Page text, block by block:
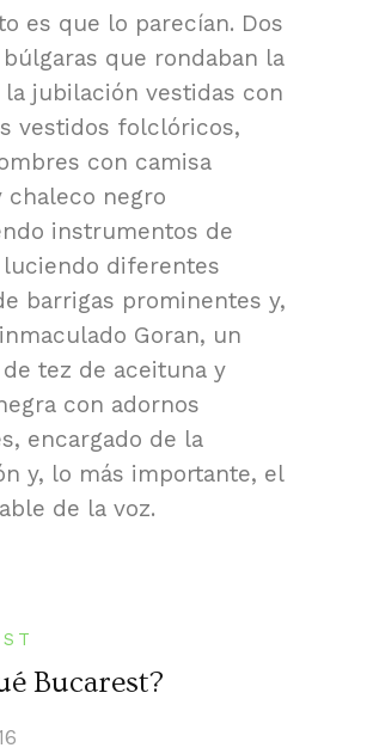
es que lo parecían. Dos
que rondaban la
la jubilación vestidas con
vestidos folclóricos,
con camisa
chaleco negro
instrumentos de
diferentes
barrigas prominentes y,
Goran, un
tez de aceituna y
con adornos
encargado de la
y, lo más importante, el
de la voz.
Bucarest?